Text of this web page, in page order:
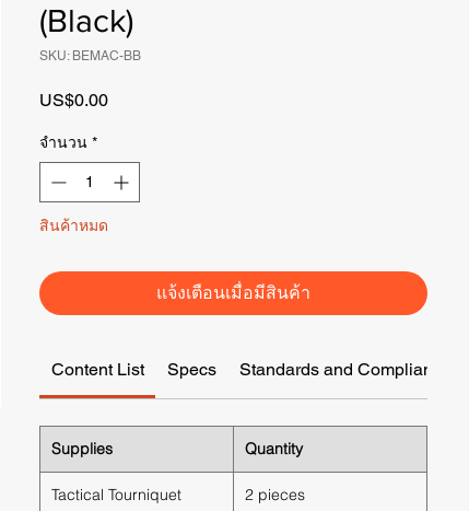
(Black)
SKU: BEMAC-BB
US$0.00ราคา
จำนวน *
สินค้าหมด
แจ้งเตือนเมื่อมีสินค้า
Content List Specs Standards and Compliance
Supplies Quantity
Tactical Tourniquet 2 pieces